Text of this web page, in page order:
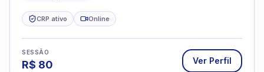
CRP ativo Online
SESSÃO
R$ 80 Ver Perfil